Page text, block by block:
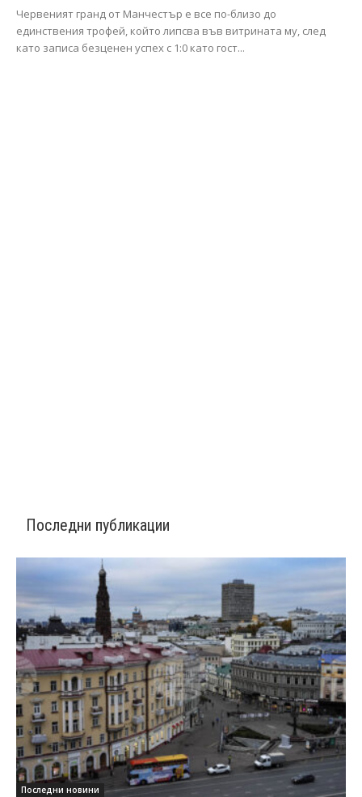
Червеният гранд от Манчестър е все по-близо до
единствения трофей, който липсва във витрината му, след
като записа безценен успех с 1:0 като гост...
Последни публикации
Последни новини